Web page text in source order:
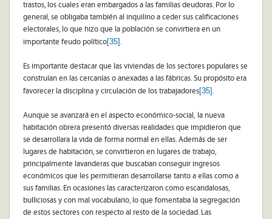
trastos, los cuales eran embargados a las familias deudoras. Por lo
general, se obligaba también al inquilino a ceder sus calificaciones
electorales, lo que hizo que la población se convirtiera en un
importante feudo político[35].
Es importante destacar que las viviendas de los sectores populares se
construían en las cercanías o anexadas a las fábricas. Su propósito era
favorecer la disciplina y circulación de los trabajadores[35].
Aunque se avanzará en el aspecto económico-social, la nueva
habitación obrera presentó diversas realidades que impidieron que
se desarrollara la vida de forma normal en ellas. Además de ser
lugares de habitación, se convirtieron en lugares de trabajo,
principalmente lavanderas que buscaban conseguir ingresos
económicos que les permitieran desarrollarse tanto a ellas como a
sus familias. En ocasiones las caracterizaron como escandalosas,
bulliciosas y con mal vocabulario, lo que fomentaba la segregación
de estos sectores con respecto al resto de la sociedad. Las